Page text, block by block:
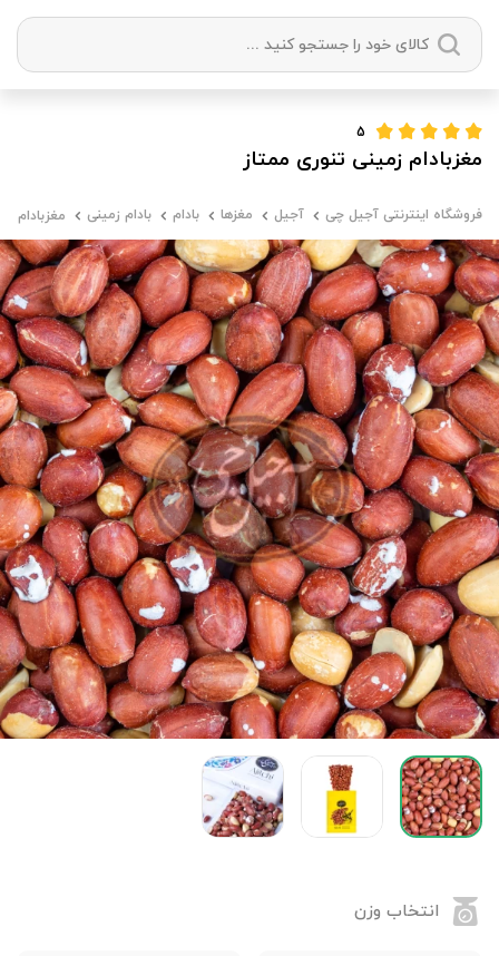
دسته بندی ها
آجیل میوه خشک زعفران
فروشگاه اینترنتی آجیل چی آجیل مغزها بادام بادام زمینی مغزبادام
5
مغزبادام زمینی تنوری ممتاز
انتخاب وزن